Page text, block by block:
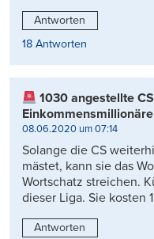
Antworten
18 Antworten
1030 angestellte CS
Einkommensmillionäre
08.06.2020 um 07:14
Solange die CS
mästet, kann sie das
Wortschatz streichen.
dieser Liga. Sie kosten
Antworten